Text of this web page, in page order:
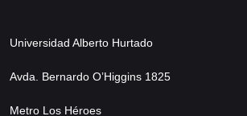
Universidad Alberto Hurtado
Avda. Bernardo O’Higgins 1825
Metro Los Héroes